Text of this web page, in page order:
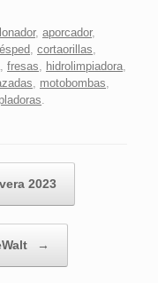
, aporcador,
, cortaorillas,
, fresas, hidrolimpiadora,
, motobombas,
.
2023
→